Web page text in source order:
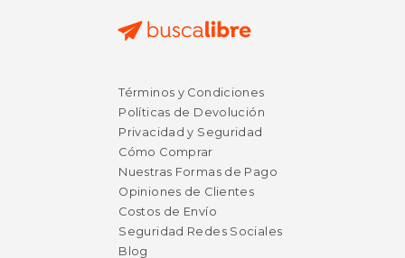
$ 21.21 dcto.
Términos y Condiciones
Políticas de Devolución
Privacidad y Seguridad
Cómo Comprar
Nuestras Formas de Pago
Opiniones de Clientes
Costos de Envío
Seguridad Redes Sociales
Blog